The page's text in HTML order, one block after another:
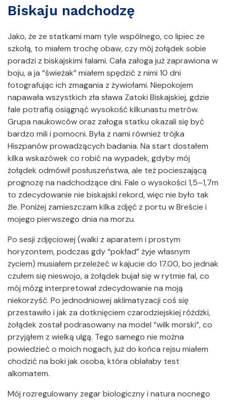
Biskaju nadchodzę
Jako, że ze statkami mam tyle wspólnego, co lipiec ze
szkołą, to miałem trochę obaw, czy mój żołądek sobie
poradzi z biskajskimi falami. Cała załoga już zaprawiona w
boju, a ja “świeżak” miałem spędzić z nimi 10 dni
fotografując ich zmagania z żywiołami. Niepokojem
napawała wszystkich zła sława Zatoki Biskajskiej, gdzie
fale potrafią osiągnąć wysokość kilkunastu metrów.
Grupa naukowców oraz załoga statku okazali się być
bardzo mili i pomocni. Była z nami również trójka
Hiszpanów prowadzących badania. Na start dostałem
kilka wskazówek co robić na wypadek, gdyby mój
żołądek odmówił posłuszeństwa, ale też pocieszającą
prognozę na nadchodzące dni. Fale o wysokości 1,5–1,7m
to zdecydowanie nie biskajski rekord, więc nie było tak
źle. Poniżej zamieszczam kilka zdjęć z portu w Breście i
mojego pierwszego dnia na morzu.
Po sesji zdjęciowej (walki z aparatem i prostym
horyzontem, podczas gdy “pokład” żyje własnym
życiem) musiałem przeleżeć w kajucie do 17.00, bo jednak
czułem się nieswojo, a żołądek bujał się w rytmie fal, co
mój mózg interpretował zdecydowanie na moją
niekorzyść. Po jednodniowej aklimatyzacji coś się
przestawiło i jak za dotknięciem czarodziejskiej różdżki,
żołądek został podrasowany na model “wilk morski”, co
przyjąłem z wielką ulgą. Tego samego nie można
powiedzieć o moich nogach, już do końca rejsu miałem
chodzić na boki jak osoba, która oblałaby test
alkomatem.
Mój rozregulowany zegar biologiczny i natura nocnego